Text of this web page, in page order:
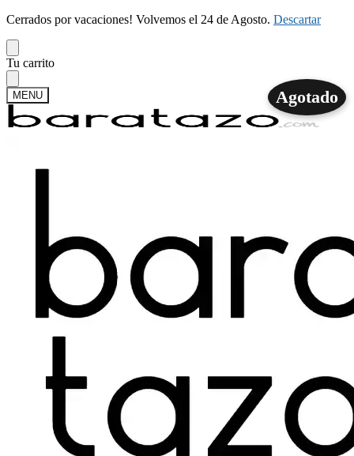
Cerrados por vacaciones! Volvemos el 24 de Agosto. Descartar
Skip
to
navigation
Skip
to
content
Tu carrito
MENU
Mi cuenta
Agotado